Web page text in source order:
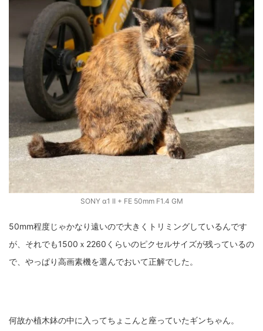
SONY α1 II + FE 50mm F1.4 GM
50mm程度じゃかなり遠いので大きくトリミングしているんです
が、それでも1500ｘ2260くらいのピクセルサイズが残っているの
で、やっぱり高画素機を選んでおいて正解でした。
何故か植木鉢の中に入ってちょこんと座っていたギンちゃん。